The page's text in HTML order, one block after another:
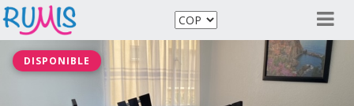
DISPONIBLE